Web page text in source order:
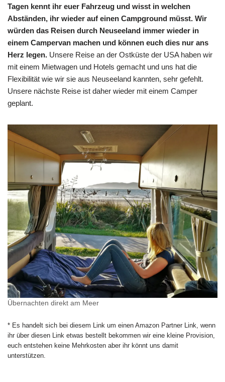
Tagen kennt ihr euer Fahrzeug und wisst in welchen
Abständen, ihr wieder auf einen Campground müsst. Wir
würden das Reisen durch Neuseeland immer wieder in
einem Campervan machen und können euch dies nur ans
Herz legen. Unsere Reise an der Ostküste der USA haben wir
mit einem Mietwagen und Hotels gemacht und uns hat die
Flexibilität wie wir sie aus Neuseeland kannten, sehr gefehlt.
Unsere nächste Reise ist daher wieder mit einem Camper
geplant.
Übernachten direkt am Meer
* Es handelt sich bei diesem Link um einen Amazon Partner Link, wenn
ihr über diesen Link etwas bestellt bekommen wir eine kleine Provision,
euch entstehen keine Mehrkosten aber ihr könnt uns damit
unterstützen.